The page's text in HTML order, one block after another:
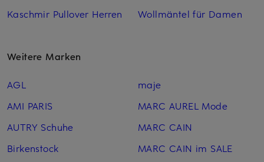
Kaschmir Pullover Herren
Wollmäntel für Damen
Weitere Marken
AGL
AMI PARIS
AUTRY Schuhe
Birkenstock
maje
MARC AUREL Mode
MARC CAIN
MARC CAIN im SALE